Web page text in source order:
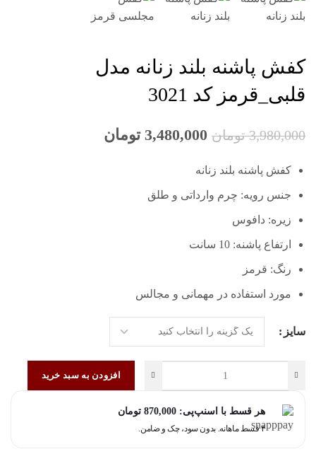
کفش پاشنه بلند زنانه مدل
قلبی_قرمز کد 3021
3,980,000 تومان 3,480,000 تومان
کفش پاشنه بلند زنانه
جنس رویه: چرم وارداتی و طلق
زیره: دافوس
ارتفاع پاشنه: 10 سانت
رنگ: قرمز
مورد استفاده در مهمانی و مجالس
سایز
افزودن به سبد خرید
هر قسط با اسنپ‌پی: 870,000 تومان
۴ قسط ماهانه. بدون سود، چک و ضامن.